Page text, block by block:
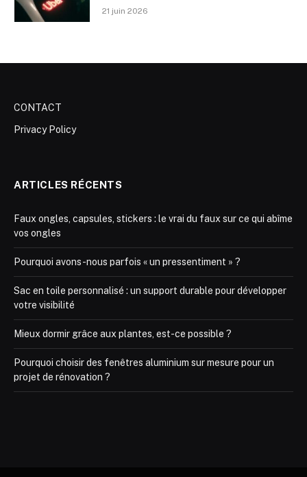
21 juin 2026
CONTACT
Privacy Policy
ARTICLES RÉCENTS
Faux ongles, capsules, stickers : le vrai du faux sur ce qui abîme
vos ongles
Pourquoi avons-nous parfois « un pressentiment » ?
Sac en toile personnalisé : un support durable pour développer
votre visibilité
Mieux dormir grâce aux plantes, est-ce possible ?
Pourquoi choisir des fenêtres aluminium sur mesure pour un
projet de rénovation ?